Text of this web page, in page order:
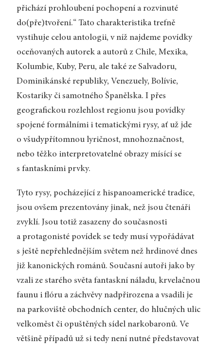
přichází prohloubení pochopení a rozvinuté
do(pře)tvoření.“ Tato charakteristika trefně
vystihuje celou antologii, v níž najdeme povídky
oceňovaných autorek a autorů z Chile, Mexika,
Kolumbie, Kuby, Peru, ale také ze Salvadoru,
Dominikánské republiky, Venezuely, Bolívie,
Kostariky či samotného Španělska. I přes
geografickou rozlehlost regionu jsou povídky
spojené formálními i tematickými rysy, ať už jde
o všudypřítomnou lyričnost, mnohoznačnost,
nebo těžko interpretovatelné obrazy mísící se
s fantaskními prvky.
Tyto rysy, pocházející z hispanoamerické tradice,
jsou ovšem prezentovány jinak, než jsou čtenáři
zvyklí. Jsou totiž zasazeny do současnosti
a protagonisté povídek se tedy musí vypořádávat
s ještě nepřehlednějším světem než hrdinové dnes
již kanonických románů. Současní autoři jako by
vzali ze starého světa fantaskní náladu, krvelačnou
faunu i flóru a záchvěvy nadpřirozena a vsadili je
na parkoviště obchodních center, do hlučných ulic
velkoměst či opuštěných sídel narkobaronů. Ve
většině případů už si tedy není nutné představovat